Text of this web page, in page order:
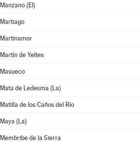
Manzano (El)
Martiago
Martinamor
Martín de Yeltes
Masueco
Mata de Ledesma (La)
Matilla de los Caños del Río
Maya (La)
Membribe de la Sierra